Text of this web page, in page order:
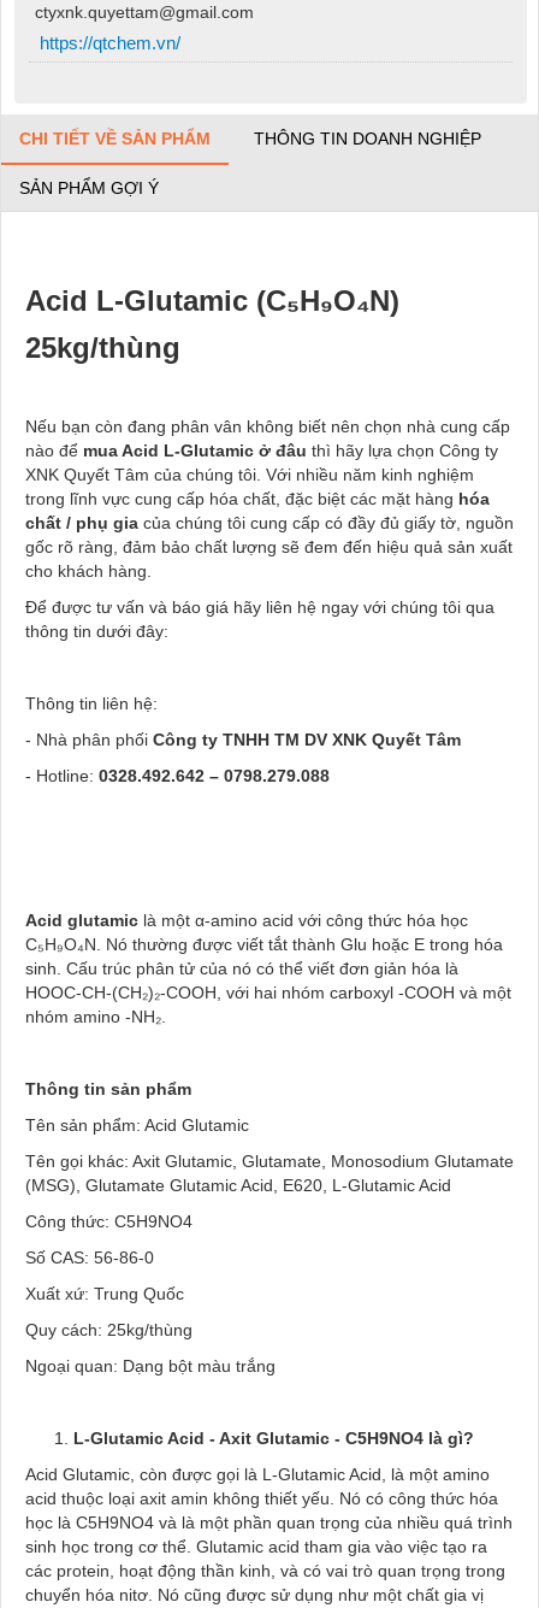
ctyxnk.quyettam@gmail.com
https://qtchem.vn/
CHI TIẾT VỀ SẢN PHẨM THÔNG TIN DOANH NGHIỆP
SẢN PHẨM GỢI Ý
Acid L-Glutamic (C₅H₉O₄N)
25kg/thùng
Nếu bạn còn đang phân vân không biết nên chọn nhà cung cấp
nào để mua Acid L-Glutamic ở đâu thì hãy lựa chọn Công ty
XNK Quyết Tâm của chúng tôi. Với nhiều năm kinh nghiệm
trong lĩnh vực cung cấp hóa chất, đặc biệt các mặt hàng hóa
chất / phụ gia của chúng tôi cung cấp có đầy đủ giấy tờ, nguồn
gốc rõ ràng, đảm bảo chất lượng sẽ đem đến hiệu quả sản xuất
cho khách hàng.
Để được tư vấn và báo giá hãy liên hệ ngay với chúng tôi qua
thông tin dưới đây:
Thông tin liên hệ:
- Nhà phân phối Công ty TNHH TM DV XNK Quyết Tâm
- Hotline: 0328.492.642 – 0798.279.088
Acid glutamic là một α-amino acid với công thức hóa học
C₅H₉O₄N. Nó thường được viết tắt thành Glu hoặc E trong hóa
sinh. Cấu trúc phân tử của nó có thể viết đơn giản hóa là
HOOC-CH-(CH₂)₂-COOH, với hai nhóm carboxyl -COOH và một
nhóm amino -NH₂.
Thông tin sản phẩm
Tên sản phẩm: Acid Glutamic
Tên gọi khác: Axit Glutamic, Glutamate, Monosodium Glutamate
(MSG), Glutamate Glutamic Acid, E620, L-Glutamic Acid
Công thức: C5H9NO4
Số CAS: 56-86-0
Xuất xứ: Trung Quốc
Quy cách: 25kg/thùng
Ngoại quan: Dạng bột màu trắng
L-Glutamic Acid - Axit Glutamic - C5H9NO4 là gì?
Acid Glutamic, còn được gọi là L-Glutamic Acid, là một amino
acid thuộc loại axit amin không thiết yếu. Nó có công thức hóa
học là C5H9NO4 và là một phần quan trọng của nhiều quá trình
sinh học trong cơ thể. Glutamic acid tham gia vào việc tạo ra
các protein, hoạt động thần kinh, và có vai trò quan trọng trong
chuyển hóa nitơ. Nó cũng được sử dụng như một chất gia vị